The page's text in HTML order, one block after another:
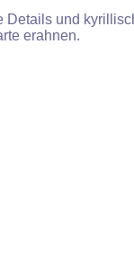
und
erahnen.